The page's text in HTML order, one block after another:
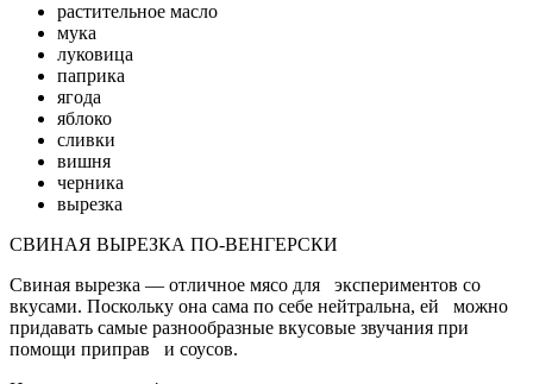
растительное масло
мука
луковица
паприка
ягода
яблоко
сливки
вишня
черника
вырезка
СВИНАЯ ВЫРЕЗКА ПО-ВЕНГЕРСКИ
Свиная вырезка — отличное мясо для экспериментов со
вкусами. Поскольку она сама по себе нейтральна, ей можно
придавать самые разнообразные вкусовые звучания при
помощи приправ и соусов.